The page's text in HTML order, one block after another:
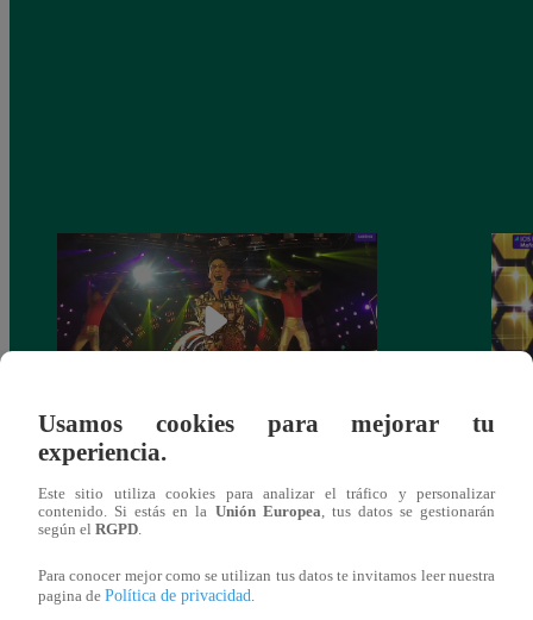
Fiesta latina: Mira el gran reto que
cumplieron los finalistas este sábado
Usamos cookies para mejorar tu
experiencia.
Este sitio utiliza cookies para analizar el tráfico y personalizar
contenido. Si estás en la Unión Europea, tus datos se gestionarán
según el RGPD.
Para conocer mejor como se utilizan tus datos te invitamos leer nuestra
pagina de Política de privacidad.